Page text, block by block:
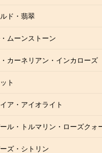
ド・翡翠
ムーンストーン
カーネリアン・インカローズ
ト
ア・アイオライト
ル・トルマリン・ローズクォ
ズ・シトリン